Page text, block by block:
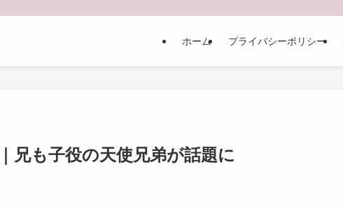
ホーム プライバシーポリシー
兄も子役の天使兄弟が話題に